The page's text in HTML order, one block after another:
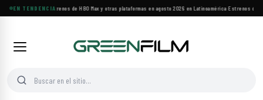
EN TENDENCIA
Principales estrenos de HBO Max y otras plataformas en agosto 2026 en Latinoamérica·Estrenos de